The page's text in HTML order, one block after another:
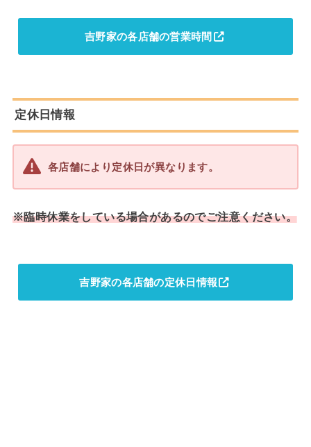
吉野家の各店舗の営業時間
定休日情報
各店舗により定休日が異なります。
※臨時休業をしている場合があるのでご注意ください。
吉野家の各店舗の定休日情報